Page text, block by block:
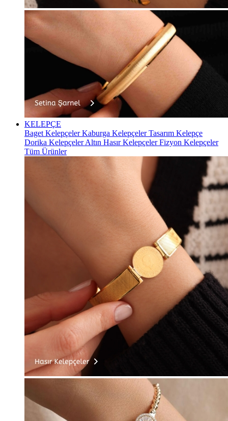
KELEPÇE
Baget KelepçelerKaburga KelepçelerTasarım Kelepçe
Dorika KelepçelerAltın Hasır KelepçelerFizyon Kelepçeler
Tüm Ürünler